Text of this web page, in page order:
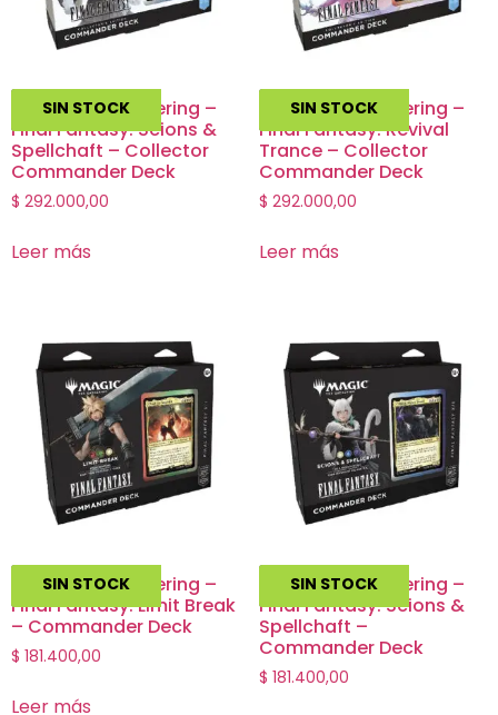
SIN STOCK
Magic The Gathering –
Final Fantasy: Scions &
Spellchaft – Collector
Commander Deck
$ 292.000,00
Leer más
SIN STOCK
Magic The Gathering –
Final Fantasy: Revival
Trance – Collector
Commander Deck
$ 292.000,00
Leer más
SIN STOCK
Magic The Gathering –
Final Fantasy: Limit Break
– Commander Deck
$ 181.400,00
Leer más
SIN STOCK
Magic The Gathering –
Final Fantasy: Scions &
Spellchaft –
Commander Deck
$ 181.400,00